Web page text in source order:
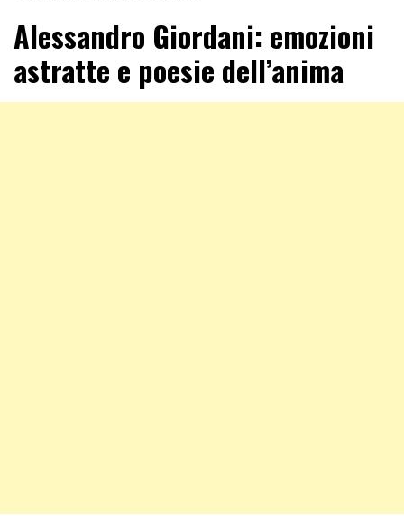
Alessandro Giordani: emozioni
astratte e poesie dell’anima